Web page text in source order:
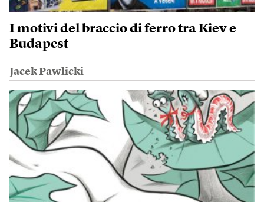
I motivi del braccio di ferro tra Kiev e
Budapest
Jacek Pawlicki